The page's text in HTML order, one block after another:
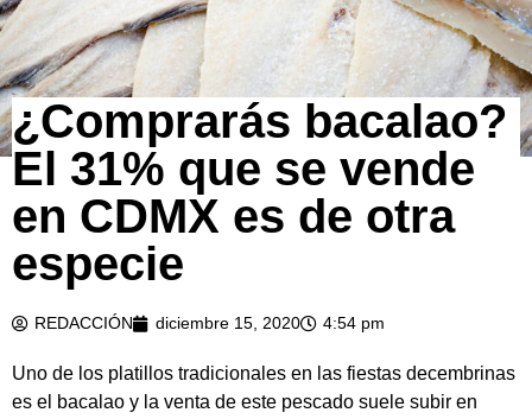
¿Comprarás bacalao?
El 31% que se vende
en CDMX es de otra
especie
REDACCIÓN diciembre 15, 2020 4:54 pm
Uno de los platillos tradicionales en las fiestas decembrinas
es el bacalao y la venta de este pescado suele subir en